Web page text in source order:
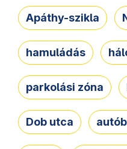
Apáthy-szikla
hamuládás
parkolási zóna
Dob utca